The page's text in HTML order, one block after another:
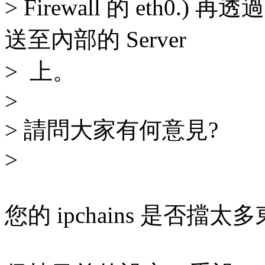
> Firewall 的 eth0.) 再透
送至內部的 Server
> 上。
>
> 請問大家有何意見?
>
您的 ipchains 是否擋太多